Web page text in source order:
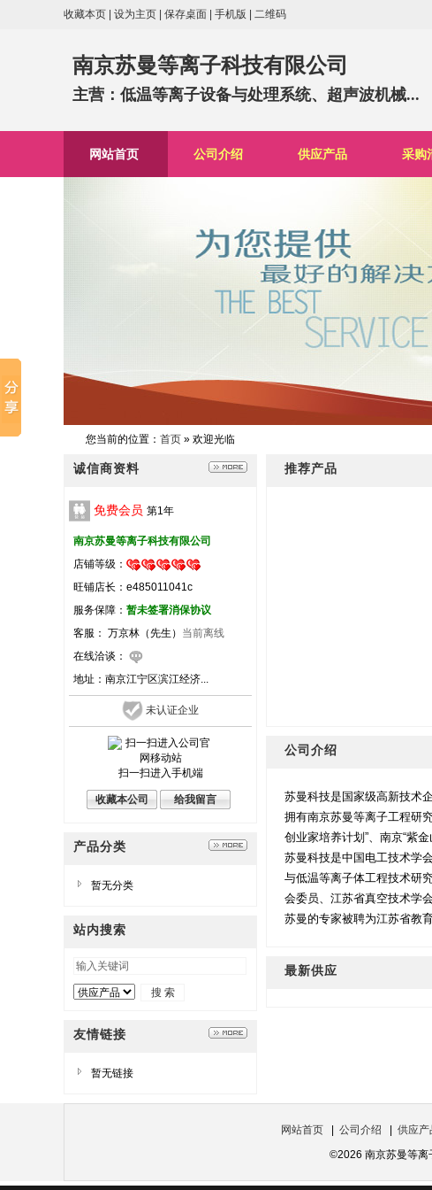
收藏本页 设为主页 保存桌面 手机版 二维码
南京苏曼等离子科技有限公司
主营：低温等离子设备与处理系统、超声波机械...
网站首页 公司介绍 供应产品 采购
您当前的位置： 首页 » 欢迎光临
诚信商资料
免费会员 第1 年
南京苏曼等离子科技有限公司
店铺等级：
旺铺店长：e485011041c
服务保障： 暂未签署消保协议
客服： 万京林（先生） 当前离线
在线洽谈：
地址： 南京江宁区滨江经济...
未认证企业
扫一扫进入手机端
收藏本公司 给我留言
产品分类
暂无分类
站内搜索
友情链接
暂无链接
推荐产品
公司介绍
苏曼科技是国家级高新技术
拥有南京苏曼等离子工程研
创业家培养计划”、南京“紫
苏曼科技是中国电工技术学
与低温等离子体工程技术研
会委员、江苏省真空技术学
苏曼的专家被聘为江苏省教
最新供应
网站首页 公司介绍 供应产
©2026 南京苏曼等离